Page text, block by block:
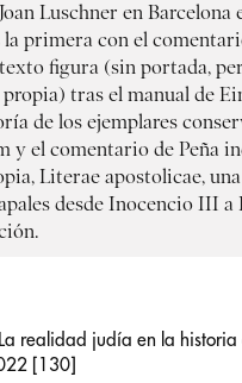
Luschner en Barcelona
la primera con el
figura (sin portada,
tras el manual de
de los ejemplares
y el comentario de Peña
Literae apostolicae,
desde Inocencio III a
La realidad judía en la historia
[130]